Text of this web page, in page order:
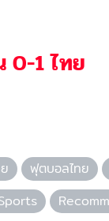
0-1 ไทย
ฟุตบอลไทย